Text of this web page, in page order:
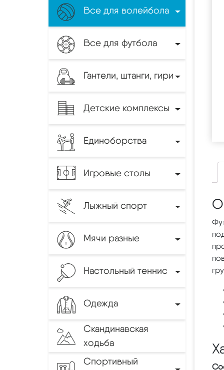
Все для волейбола
Все для футбола
Гантели, штанги, гири
Детские комплексы
Единоборства
Игровые столы
Лыжный спорт
Мячи разные
Настольный теннис
Одежда
Скандинавская
ходьба
Спортивный